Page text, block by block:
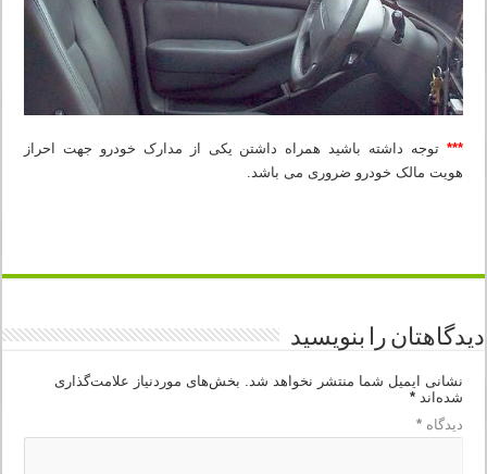
***توجه داشته باشید همراه داشتن یکی از مدارک خودرو جهت احراز
هویت مالک خودرو ضروری می باشد.
دیدگاهتان را بنویسید
نشانی ایمیل شما منتشر نخواهد شد.
بخش‌های موردنیاز علامت‌گذاری
شده‌اند*
دیدگاه*